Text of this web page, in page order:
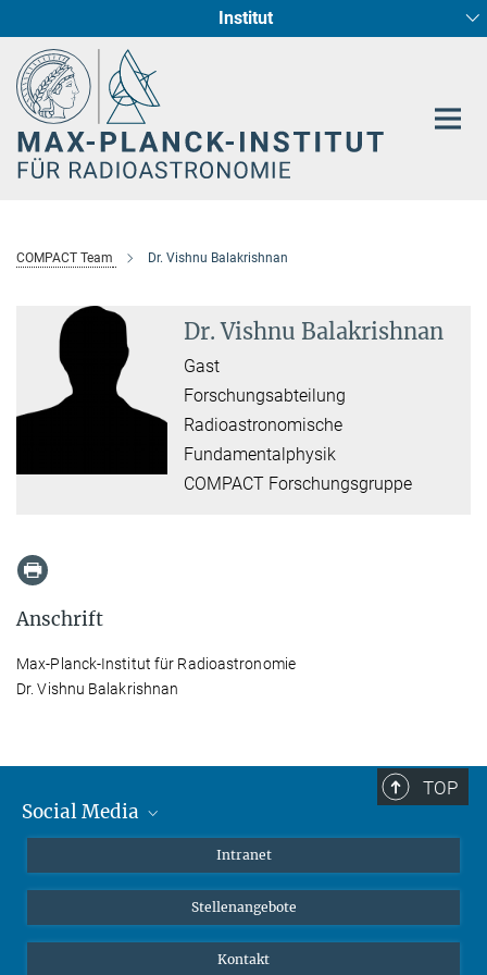
Institut
Radioastronomische Fundamentalphysik
Sternentstehung und Galaxienentwicklung
COMPACT Team Dr. Vishnu Balakrishnan
Dr. Vishnu Balakrishnan
Gast
Forschungsabteilung
Radioastronomische
Fundamentalphysik
COMPACT Forschungsgruppe
Anschrift
Max-Planck-Institut für Radioastronomie
Dr. Vishnu Balakrishnan
TOP
Social Media
LinkedIn
Intranet
Stellenangebote
Kontakt